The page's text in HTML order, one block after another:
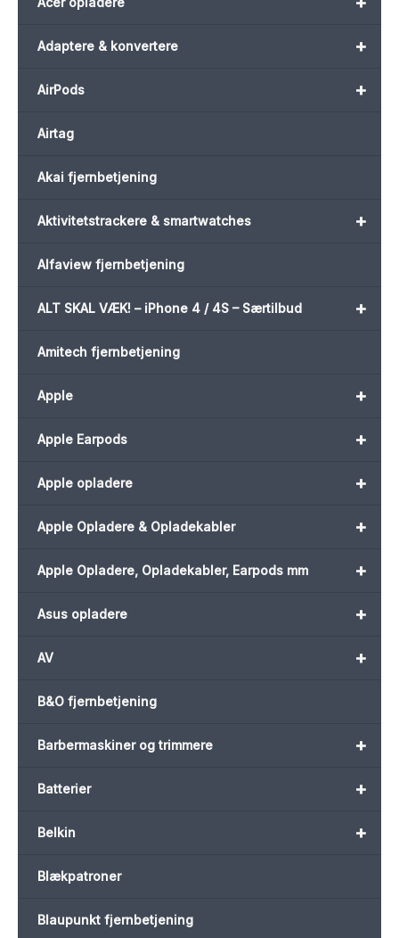
+
Adaptere & konvertere
+
AirPods
Airtag
Akai fjernbetjening
+
Aktivitetstrackere & smartwatches
Alfaview fjernbetjening
+
ALT SKAL VÆK! – iPhone 4 / 4S – Særtilbud
Amitech fjernbetjening
+
Apple
+
Apple Earpods
+
Apple opladere
+
Apple Opladere & Opladekabler
+
Apple Opladere, Opladekabler, Earpods mm
+
Asus opladere
+
AV
B&O fjernbetjening
+
Barbermaskiner og trimmere
+
Batterier
+
Belkin
Blækpatroner
Blaupunkt fjernbetjening